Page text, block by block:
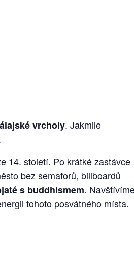
vrcholy. Jakmile
14. století. Po krátké zastávce
bez semaforů, billboardů
s buddhismem.
tohoto posvátného místa.